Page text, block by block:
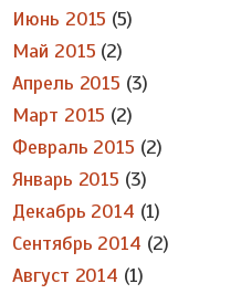
Июнь 2015 (5)
Май 2015 (2)
Апрель 2015 (3)
Март 2015 (2)
Февраль 2015 (2)
Январь 2015 (3)
Декабрь 2014 (1)
Сентябрь 2014 (2)
Август 2014 (1)